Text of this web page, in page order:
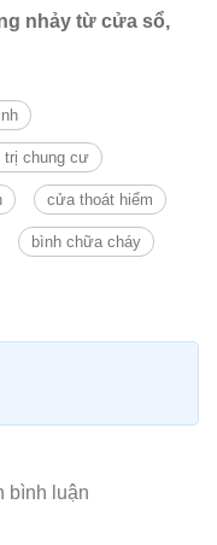
nhảy từ cửa sổ,
trị chung cư
cửa thoát hiểm
bình chữa cháy